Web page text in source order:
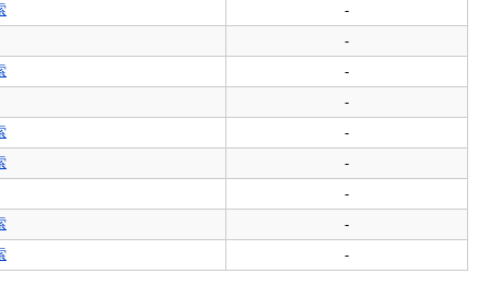
-
-
-
-
-
-
-
-
-